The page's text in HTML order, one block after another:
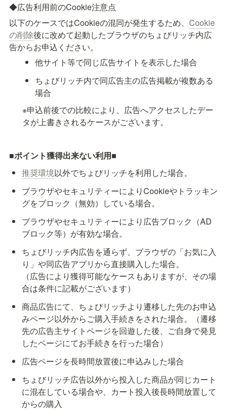
◆広告利用前のCookie注意点
以下のケースではCookieの混同が発生するため、 Cookie
の削除後に改めて起動したブラウザのちょびリッチ内広
告からお申込ください。
他サイト等で同じ広告サイトを表示した場合
ちょびリッチ内で同広告主の広告掲載が複数ある
場合
※申込前後での比較により、広告へアクセスしたデー
タが上書きされるケースがございます。
■ポイント獲得出来ない利用■
推奨環境以外でちょびリッチを利用した場合。
ブラウザやセキュリティーによりCookieやトラッキン
グをブロック（無効）している場合。
ブラウザやセキュリティーにより広告ブロック（AD
ブロック等）が有効な場合。
ちょびリッチ内広告を通らず、ブラウザの「お気に入
り」や同広告アプリから直接購入した場合。
（広告により獲得可能なケースもありますが、その場
合は条件に記載がございます）
商品広告にて、ちょびリッチより遷移した先のお申込
みページ以外からご購入手続きをされた場合。（遷移
先の広告主サイトページを回遊した後、ご自身で発見
したページにてお手続きを行った場合）
広告ページを長時間放置後に申込みした場合
ちょびリッチ広告以外から投入した商品が同じカート
に混在している場合や、カート投入後長時間放置して
からの購入